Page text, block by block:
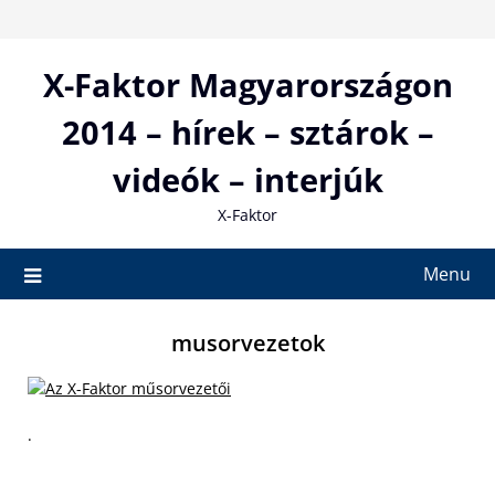
contentX-Faktor Magyarországon
2014 – hírek – sztárok –
videók – interjúk
X-Faktor
Menu
musorvezetok
.